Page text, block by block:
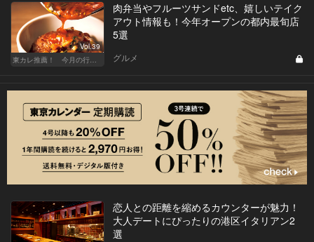
Vol.39
東カレ推薦！ 今月の行くべき店
肉弁当やフルーツサンドetc、嬉しいテイク
アウト情報も！今年オープンの都内最旬店
5選
グルメ
恋人との距離を縮めるカウンターが魅力！
大人デートにぴったりの港区イタリアン2
選